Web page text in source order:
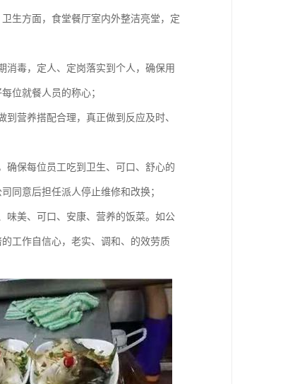
生方面，食堂餐厅室内外整洁亮堂，定
消毒，定人、定岗落实到个人，确保用
位就餐人员的称心；
营养搭配合理，真正做到反应及时、
确保每位员工吃到卫生、可口、舒心的
同意后担任派人停止维修和改换；
味美、可口、安康、营养的饭菜。如公
工作自信心，老实、调和、的效劳质